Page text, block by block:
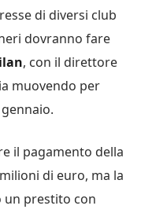
di diversi club
dovranno fare
, con il direttore
muovendo per
il pagamento della
di euro, ma la
un prestito con